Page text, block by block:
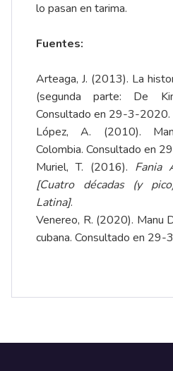
lo pasan en tarima.
Fuentes:
Arteaga, J. (2013). La
(segunda parte: De
Consultado en 29-3-2020.
López, A. (2010).
Colombia. Consultado en
Muriel, T. (2016). Fania
[Cuatro décadas (y
Latina].
Venereo, R. (2020). Manu
cubana. Consultado en 29-